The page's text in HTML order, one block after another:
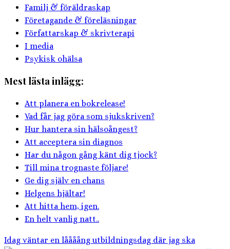
Familj & föräldraskap
Företagande & föreläsningar
Författarskap & skrivterapi
I media
Psykisk ohälsa
Mest lästa inlägg:
Att planera en bokrelease!
Vad får jag göra som sjukskriven?
Hur hantera sin hälsoångest?
Att acceptera sin diagnos
Har du någon gång känt dig tjock?
Till mina trognaste följare!
Ge dig själv en chans
Helgens hjältar!
Att hitta hem, igen.
En helt vanlig natt..
Idag väntar en låååång utbildningsdag där jag ska